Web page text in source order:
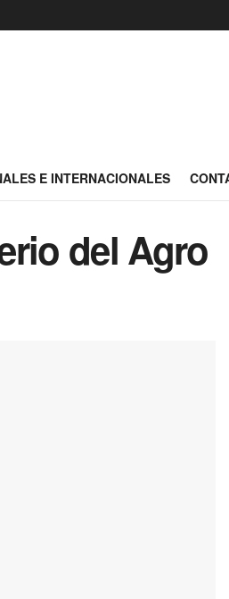
E INTERNACIONALES
del Agro